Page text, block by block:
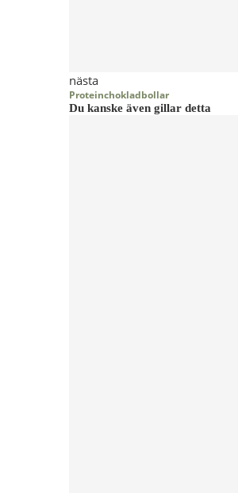
nästa
Proteinchokladbollar
Du kanske även gillar detta